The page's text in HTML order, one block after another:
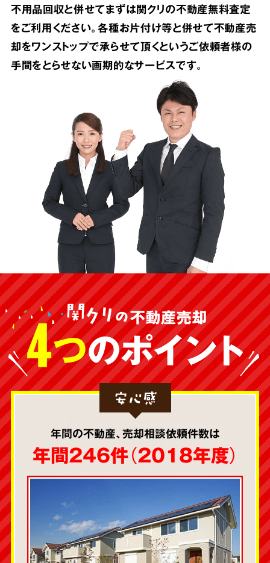
不用品回収と併せてまずは関クリの不動産無料査定
をご利用ください。各種お片付け等と併せて不動産売
却をワンストップで承らせて頂くというご依頼者様の
手間をとらせない画期的なサービスです。
安心感
年間の不動産、売却相談依頼件数は
年間246件（2018年度）